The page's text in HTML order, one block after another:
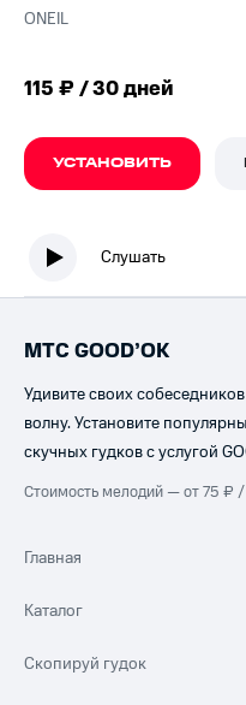
ONEIL
115 ₽ / 30 дней
УСТАНОВИТЬ
Слушать
МТС GOOD’OK
Удивите своих
волну. Установите
скучных гудков с услугой
Стоимость мелодий — от 75 ₽
Главная
Каталог
Скопируй гудок